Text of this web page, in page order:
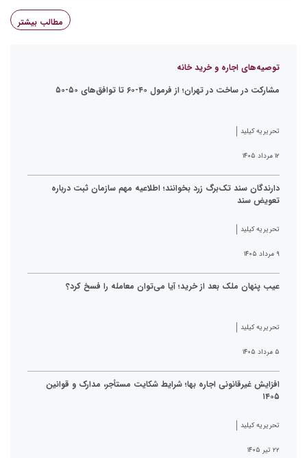
مطالب بیشتر
توصیه‌های اجاره و خرید خانه
مشارکت در ساخت در تهران؛ از فرمول ۴۰-۶۰ تا توافق‌های ۵۰-۵۰
تحریریه کیلید
۱۲ مرداد ۱۴۰۵
دارندگان سند تک‌برگ زرد بخوانند؛ اطلاعیه مهم سازمان ثبت درباره
تعویض سند
تحریریه کیلید
۹ مرداد ۱۴۰۵
عیب پنهان ملک بعد از خرید؛ آیا می‌توان معامله را فسخ کرد؟
تحریریه کیلید
۵ مرداد ۱۴۰۵
افزایش غیرقانونی اجاره بها؛ شرایط شکایت مستأجر، مدارک و قوانین
۱۴۰۵
تحریریه کیلید
۲۲ تیر ۱۴۰۵